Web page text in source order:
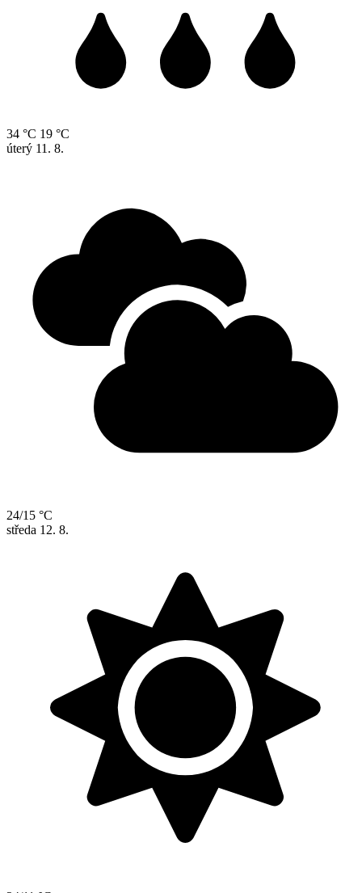
34 °C 19 °C
úterý 11. 8.
24/15 °C
středa 12. 8.